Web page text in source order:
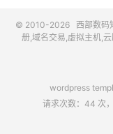
© 2010-2026 西部数码
册,域名交易,虚拟主机,
wordpress
请求次数：44 次